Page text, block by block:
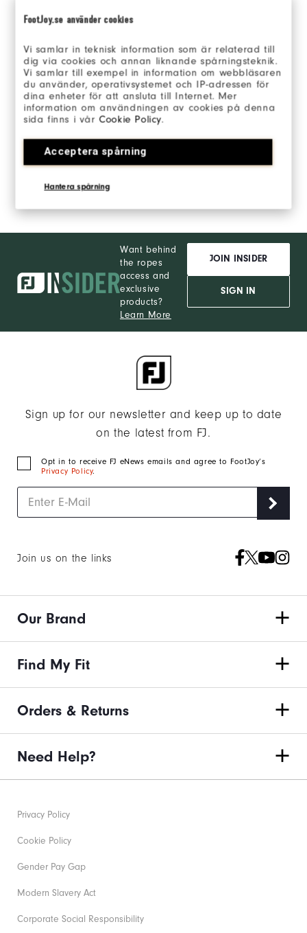
FootJoy.se använder cookies
Vi samlar in teknisk information som är relaterad till
dig via cookies och annan liknande spårningsteknik.
Vi samlar till exempel in information om webbläsaren
du använder, operativsystemet och IP-adressen för
dina enheter för att ansluta till Internet. Mer
information om användningen av cookies på denna
sida finns i vårCookie Policy.
Acceptera spårning
Hantera spårning
0800 616 198
M-F 8:30 AM to 5:00 PM GMT
Email Us:
Want behind
the ropes
access and
exclusive
products?
Learn More
JOIN INSIDER
SIGN IN
Sign up for our newsletter and keep up to date
on the latest from FJ.
Opt in to receive FJ eNews emails and agree to FootJoy’s
Privacy Policy.
Join us on the links
Our Brand
Find My Fit
Orders & Returns
Need Help?
Privacy Policy
Cookie Policy
Gender Pay Gap
Modern Slavery Act
Corporate Social Responsibility